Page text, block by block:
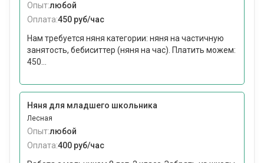
Опыт:любой
Оплата:450 руб/час
Нам требуется няня категории: няня на частичную
занятость, бебиситтер (няня на час). Платить можем:
450...
Няня для младшего школьника
Лесная
Опыт:любой
Оплата:400 руб/час